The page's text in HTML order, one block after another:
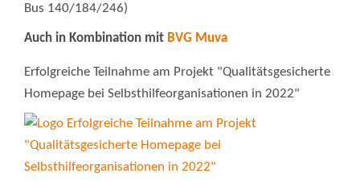
Bus 140/184/246)
Auch in Kombination mit BVG Muva
Erfolgreiche Teilnahme am Projekt "Qualitätsgesicherte
Homepage bei Selbsthilfeorganisationen in 2022"